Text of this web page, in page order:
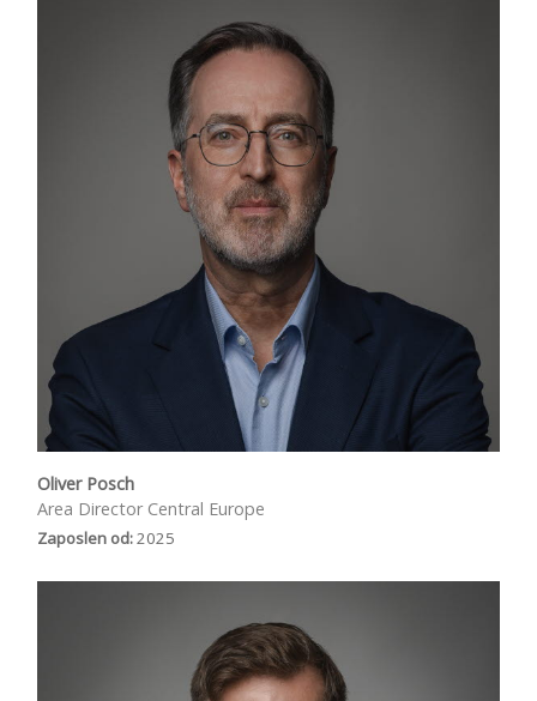
Oliver Posch
Area Director Central Europe
Zaposlen od:2025